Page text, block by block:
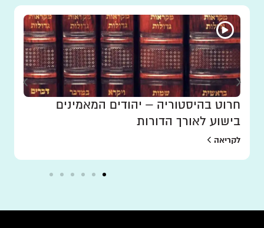
חרוט בהיסטוריה – יהודים המאמינים
בישוע לאורך הדורות
לקריאה